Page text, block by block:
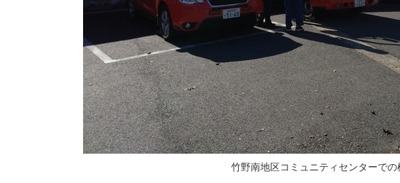
竹野南地区コミュニティセンターでの